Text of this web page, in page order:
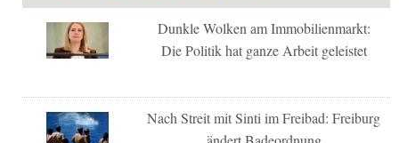
Dunkle Wolken am Immobilienmarkt:
Die Politik hat ganze Arbeit geleistet
Nach Streit mit Sinti im Freibad: Freiburg